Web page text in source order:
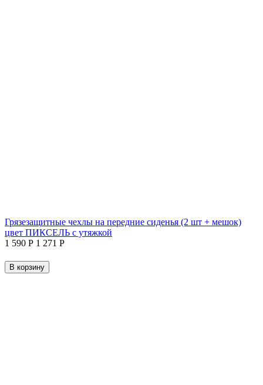
Грязезащитные чехлы на передние сиденья (2 шт + мешок)
цвет ПИКСЕЛЬ с утяжкой
1 590 Р 1 271 Р
В корзину